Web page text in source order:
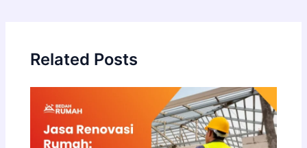
Related Posts